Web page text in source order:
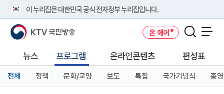
이 누리집은 대한민국 공식 전자정부 누리집입니다.
공식 누리집 주소 확인하기
니다.
이밖에 or.kr 또는 .kr등 다른 도메인 주소를 사용하고 있다면 아래 URL에
서 도메인 주소를 확인해 보세요
KTV 국민방송 온 에어
뉴스 프로그램 온라인콘텐츠 편성표
전체 정책 문화/교양 보도 특집 국가기념식 종영